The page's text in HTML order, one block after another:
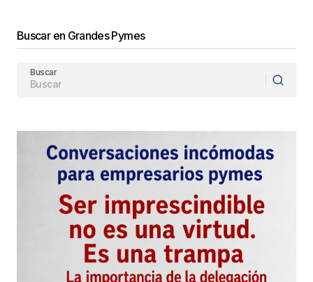
Buscar en Grandes Pymes
Buscar